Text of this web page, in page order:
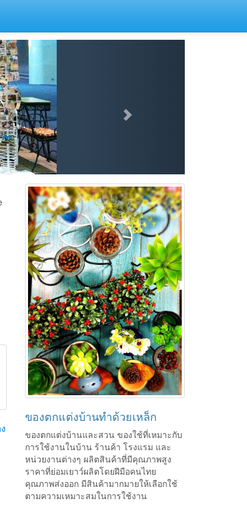
ของตกแต่งบ้านทำด้วยเหล็ก
ของตกแต่งบ้านและสวน ของใช้ที่เหมาะกับ
การใช้งานในบ้าน ร้านค้า โรงแรม และ
หน่วยงานต่างๆ ผลิตสินค้าที่มีคุณภาพสูง
ราคาที่ย่อมเยาว์ผลิตโดยฝีมือคนไทย
คุณภาพส่งออก มีสินค้ามากมายให้เลือกใช้